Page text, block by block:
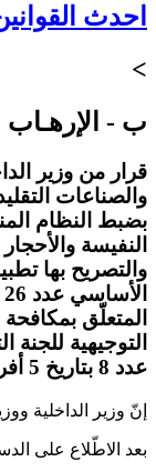
احدث
>
ب - الإرهـاب
قرار من وزير
بضبط النظام
النفيسة
المتعلّق
التوجيهية للجنة
عدد 8 بتاريخ 5 أفريل 2018
إنّ وزير الداخلية
بعد الاطّلاع على